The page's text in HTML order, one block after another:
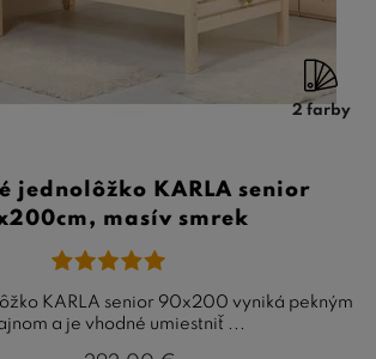
2 farby
jednolôžko KARLA senior
masív smrek
KARLA senior 90x200 vyniká pekným
a je vhodné umiestniť ...